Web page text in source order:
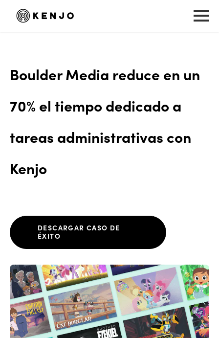
Boulder Media reduce en un
70% el tiempo dedicado a
tareas administrativas con
Kenjo
DESCARGAR CASO DE
ÉXITO